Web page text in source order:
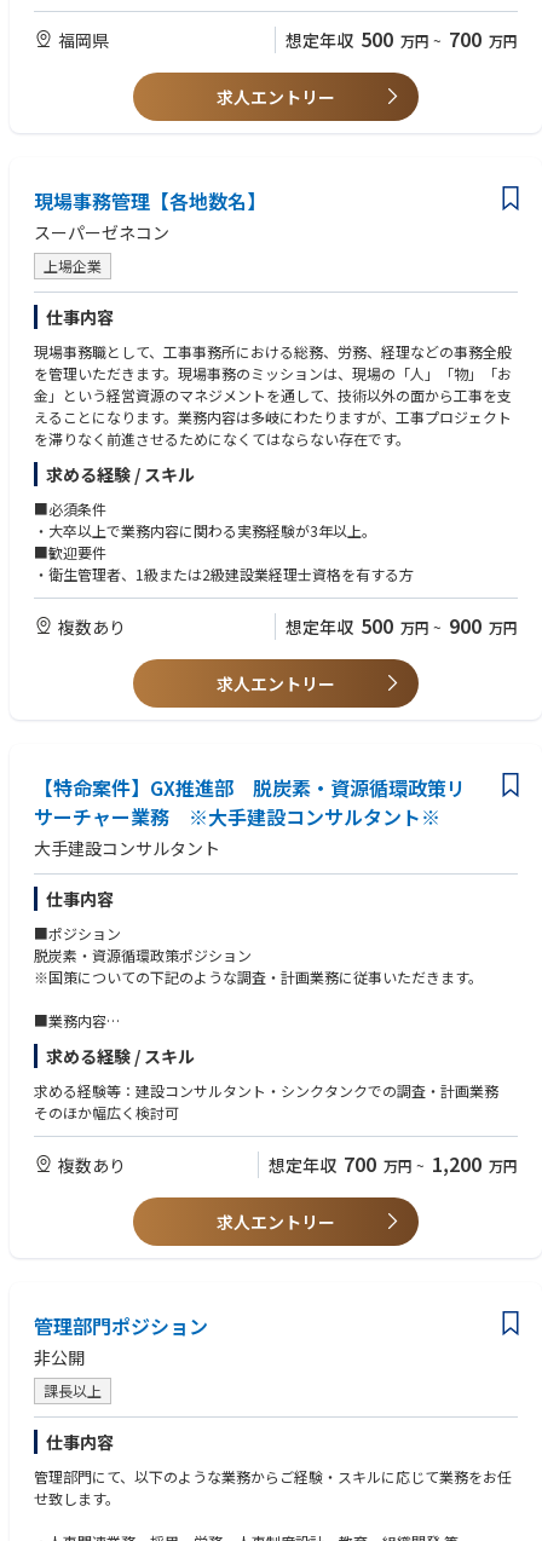
※学院内開催（毎週）＋地方開催（月1回～2回程度）
学校運営全般を担う事務局の推進・チームマネジメントをお任せいたしま
・校舎運営予算、人件費、業務委託契約の管理
・校舎内教室管理、配置、工事・移転の進行管理
・所有機材（什器、電子機器、備品の管理・購入・修繕等の手配）
◆校長へのキャリアパス
基本的に当社内で育成することを前提と考えております。
上記の経験を積んでいただき、1～3年程度で校長を担っていただくことを
期待しております。
■尚可要件
・アニメ、エンタメ業界の経験
福岡県 想定年収 500 万円 ~ 700 万円
求人エントリー
現場事務管理【各地数名】
スーパーゼネコン
上場企業
仕事内容
現場事務職として、工事事務所における総務、労務、経理などの事務全般
を管理いただきます。現場事務のミッションは、現場の「人」「物」「お
金」という経営資源のマネジメントを通して、技術以外の面から工事を支
えることになります。業務内容は多岐にわたりますが、工事プロジェクト
を滞りなく前進させるためになくてはならない存在です。
求める経験 / スキル
■必須条件
・大卒以上で業務内容に関わる実務経験が3年以上。
■歓迎要件
・衛生管理者、1級または2級建設業経理士資格を有する方
複数あり 想定年収 500 万円 ~ 900 万円
求人エントリー
【特命案件】GX推進部 脱炭素・資源循環政策リ
サーチャー業務 ※大手建設コンサルタント※
大手建設コンサルタント
仕事内容
■ポジション
脱炭素・資源循環政策ポジション
※国策についての下記のような調査・計画業務に従事いただきます。
■業務内容
・廃棄物エネルギー利用高度化マニュアル作成
・廃棄物エネルギー利活用計画指針
・多面的価値を創出する廃棄物処理施設整備促進ガイダンス
・メタンガス化施設整備マニュアル作成
・温室効果ガスゼロに向けた中長期シナリオプランニング
その他にも環境省での案件や国策に関わる案件に従事いただきます。
求める経験 / スキル
求める経験等：建設コンサルタント・シンクタンクでの調査・計画業務
そのほか幅広く検討可
複数あり 想定年収 700 万円 ~ 1,200 万円
求人エントリー
管理部門ポジション
非公開
課長以上
仕事内容
管理部門にて、以下のような業務からご経験・スキルに応じて業務をお任
せ致します。